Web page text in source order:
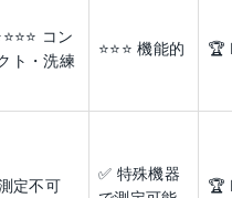
コン
ト・洗練
⭐⭐⭐ 機能的 🏆
定不可
✅ 特殊機器
🏆